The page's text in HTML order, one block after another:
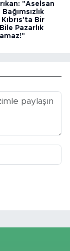
"Aselsan
Bir
Pazarlık